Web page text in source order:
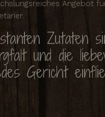
Angebot
Zutaten
und die
Gericht